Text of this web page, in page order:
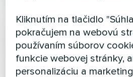
Kliknutím na tlačidlo
pokračujem na webovú
používaním súborov
funkcie webovej stránky,
personalizáciu a